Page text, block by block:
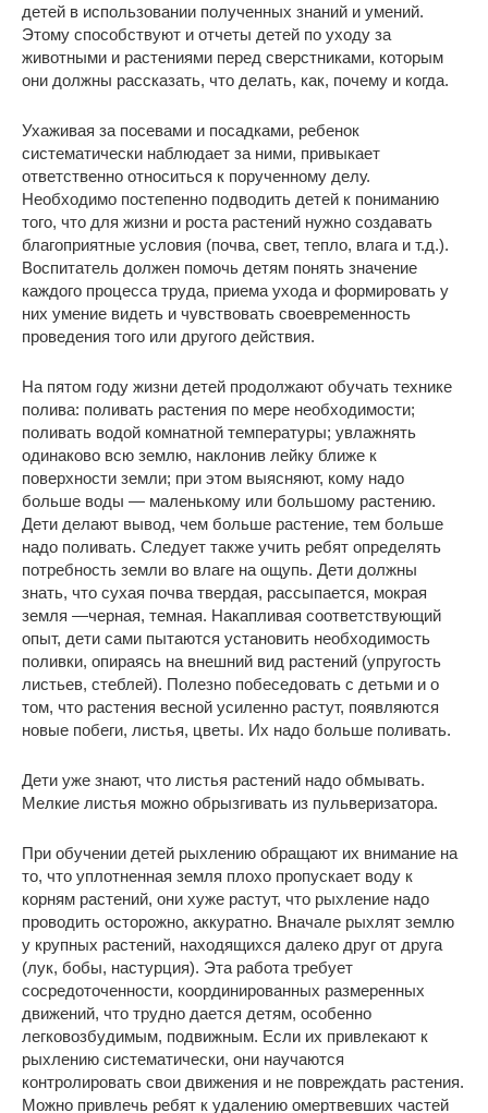
детей в использовании полученных знаний и умений.
Этому способствуют и отчеты детей по уходу за
животными и растениями перед сверстниками, которым
они должны рассказать, что делать, как, почему и когда.
Ухаживая за посевами и посадками, ребенок
систематически наблюдает за ними, привыкает
ответственно относиться к порученному делу.
Необходимо постепенно подводить детей к пониманию
того, что для жизни и роста растений нужно создавать
благоприятные условия (почва, свет, тепло, влага и т.д.).
Воспитатель должен помочь детям понять значение
каждого процесса труда, приема ухода и формировать у
них умение видеть и чувствовать своевременность
проведения того или другого действия.
На пятом году жизни детей продолжают обучать технике
полива: поливать растения по мере необходимости;
поливать водой комнатной температуры; увлажнять
одинаково всю землю, наклонив лейку ближе к
поверхности земли; при этом выясняют, кому надо
больше воды ― маленькому или большому растению.
Дети делают вывод, чем больше растение, тем больше
надо поливать. Следует также учить ребят определять
потребность земли во влаге на ощупь. Дети должны
знать, что сухая почва твердая, рассыпается, мокрая
земля ―черная, темная. Накапливая соответствующий
опыт, дети сами пытаются установить необходимость
поливки, опираясь на внешний вид растений (упругость
листьев, стеблей). Полезно побеседовать с детьми и о
том, что растения весной усиленно растут, появляются
новые побеги, листья, цветы. Их надо больше поливать.
Дети уже знают, что листья растений надо обмывать.
Мелкие листья можно обрызгивать из пульверизатора.
При обучении детей рыхлению обращают их внимание на
то, что уплотненная земля плохо пропускает воду к
корням растений, они хуже растут, что рыхление надо
проводить осторожно, аккуратно. Вначале рыхлят землю
у крупных растений, находящихся далеко друг от друга
(лук, бобы, настурция). Эта работа требует
сосредоточенности, координированных размеренных
движений, что трудно дается детям, особенно
легковозбудимым, подвижным. Если их привлекают к
рыхлению систематически, они научаются
контролировать свои движения и не повреждать растения.
Можно привлечь ребят к удалению омертвевших частей